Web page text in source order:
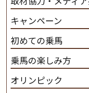
キャンペーン
初めての乗馬
乗馬の楽しみ方
オリンピック